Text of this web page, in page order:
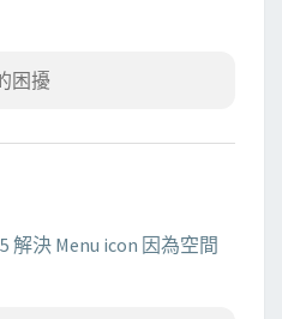
困擾
解決 Menu icon 因為空間